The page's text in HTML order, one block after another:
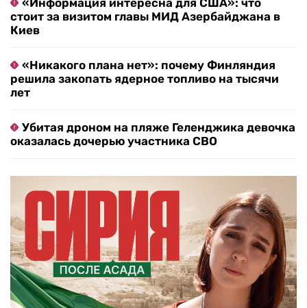
«Информация интересна для США»: что
стоит за визитом главы МИД Азербайджана в
Киев
«Никакого плана нет»: почему Финляндия
решила закопать ядерное топливо на тысячи
лет
Убитая дроном на пляже Геленджика девочка
оказалась дочерью участника СВО